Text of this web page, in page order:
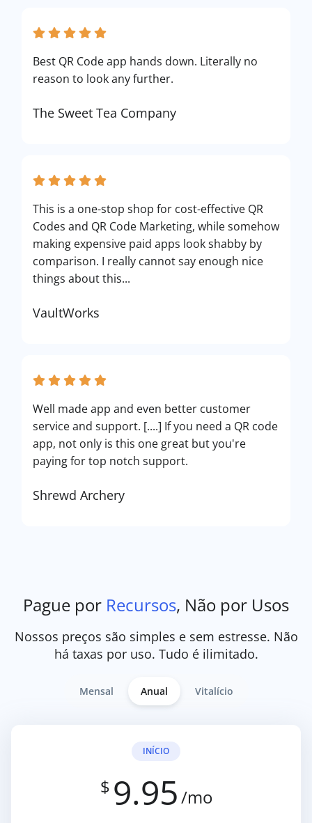
Best QR Code app hands down. Literally no
reason to look any further.
The Sweet Tea Company
This is a one-stop shop for cost-effective QR
Codes and QR Code Marketing, while somehow
making expensive paid apps look shabby by
comparison. I really cannot say enough nice
things about this...
VaultWorks
Well made app and even better customer
service and support. [....] If you need a QR code
app, not only is this one great but you're
paying for top notch support.
Shrewd Archery
Pague por Recursos, Não por Usos
Nossos preços são simples e sem estresse. Não
há taxas por uso. Tudo é ilimitado.
Mensal Anual Vitalício
INÍCIO
$ 9.95/mo